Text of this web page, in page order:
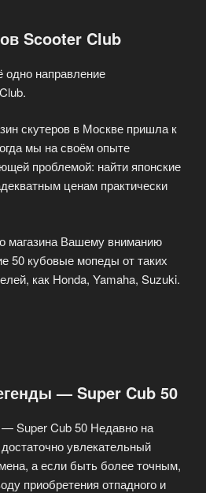
Scooter Club
направление
скутеров в Москве пришла к
мы на своём опыте
проблемой: найти японские
ценам практически
магазина Вашему вниманию
50 кубовые мопеды от таких
как Honda, Yamaha, Suzuki.
— Super Cub 50
Super Cub 50 Недавно на
увлекательный
а если быть более точным,
приобретения отпадного и